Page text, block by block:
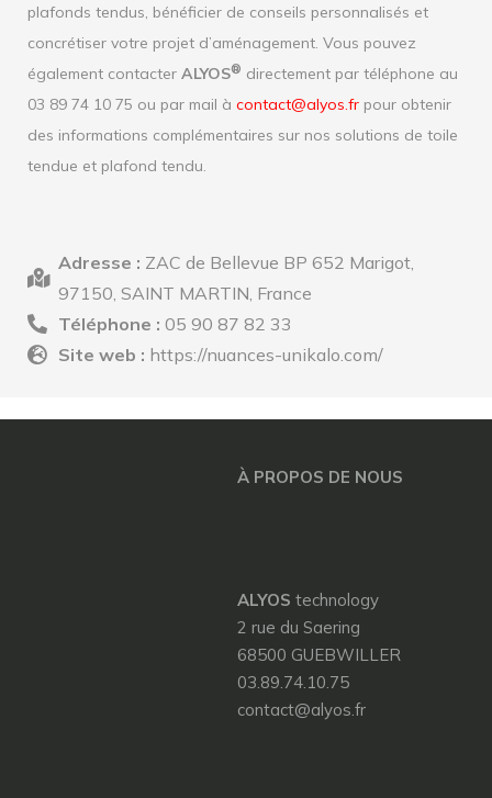
plafonds tendus, bénéficier de conseils personnalisés et
concrétiser votre projet d’aménagement. Vous pouvez
également contacter ALYOS® directement par téléphone au
03 89 74 10 75 ou par mail à contact@alyos.fr pour obtenir
des informations complémentaires sur nos solutions de toile
tendue et plafond tendu.
Adresse : ZAC de Bellevue BP 652 Marigot,
97150, SAINT MARTIN, France
Téléphone : 05 90 87 82 33
Site web : https://nuances-unikalo.com/
À PROPOS DE NOUS
ALYOS technology
2 rue du Saering
68500 GUEBWILLER
03.89.74.10.75
contact@alyos.fr